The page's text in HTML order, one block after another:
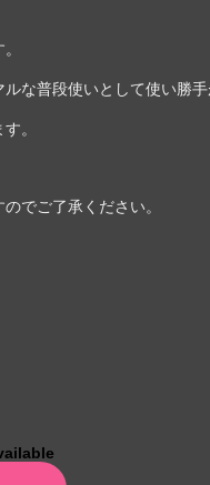
な普段使いとして使い勝
。
でご了承ください。